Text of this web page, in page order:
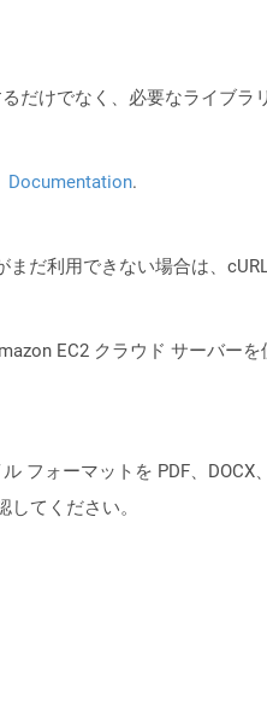
だけでなく、必要なライブラ
Documentation.
だ利用できない場合は、
EC2 クラウド サーバー
ォーマットを PDF、DOCX
てください。